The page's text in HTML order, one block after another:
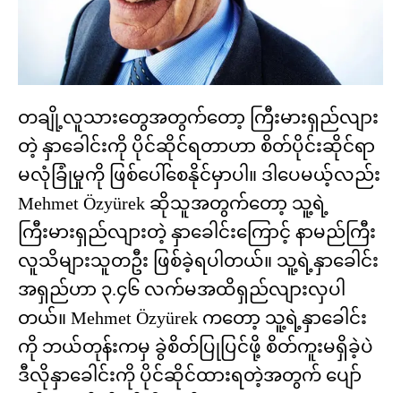
တချို့လူသားတွေအတွက်တော့ ကြီးမားရှည်လျား
တဲ့ နှာခေါင်းကို ပိုင်ဆိုင်ရတာဟာ စိတ်ပိုင်းဆိုင်ရာ
မလုံခြုံမှုကို ဖြစ်ပေါ်စေနိုင်မှာပါ။ ဒါပေမယ့်လည်း
Mehmet Özyürek ဆိုသူအတွက်တော့ သူ့ရဲ့
ကြီးမားရှည်လျားတဲ့ နှာခေါင်းကြောင့် နာမည်ကြီး
လူသိများသူတဦး ဖြစ်ခဲ့ရပါတယ်။ သူ့ရဲ့နှာခေါင်း
အရှည်ဟာ ၃.၄၆ လက်မအထိရှည်လျားလှပါ
တယ်။ Mehmet Özyürek ကတော့ သူ့ရဲ့နှာခေါင်း
ကို ဘယ်တုန်းကမှ ခွဲစိတ်ပြုပြင်ဖို့ စိတ်ကူးမရှိခဲ့ပဲ
ဒီလိုနှာခေါင်းကို ပိုင်ဆိုင်ထားရတဲ့အတွက် ပျော်